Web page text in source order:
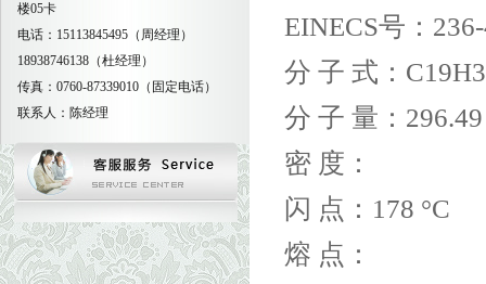
楼05卡
电话：15113845495（周经理）
18938746138（杜经理）
传真：0760-87339010（固定电话）
联系人：陈经理
EINECS号：
分 子 式：
分 子 量： 296.49
密 度：
闪 点： 178 °C
熔 点：